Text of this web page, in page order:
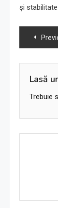
și
în
Lasă
Trebuie